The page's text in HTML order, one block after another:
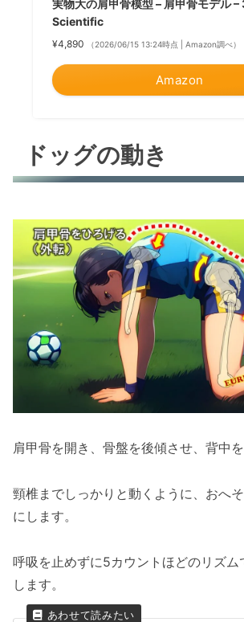
実物大の肩甲骨模型 – 肩甲骨モデル –
Scientific
¥4,890 （2026/06/15 13:24時点 | Amazon調べ）
Amazon
ドッグの動き
肩甲骨を開き、骨盤を後傾させ、背中を
頸椎までしっかりと動くように、おへ
にします。
呼吸を止めずに5カウントほどのリズム
します。